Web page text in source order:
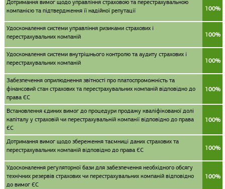
Дотримання вимог щодо управління страховою та перестрахувальною
компанією та підтвердження її надійної репутації
100%
Удосконалення системи управління ризиками страхових і
перестрахувальних компаній
100%
Удосконалення системи внутрішнього контролю та аудиту страхових і
перестрахувальних компаній
100%
Забезпечення оприлюднення звітності про платоспроможність та
фінансовий стан страхових та перестрахувальних компаній відповідно до
права ЄС
100%
Встановлення єдиних вимог до процедури продажу кваліфікованої долі
капіталу у страховій чи перестрахувальній компанії відповідно до права
ЄС
100%
Дотримання вимог щодо збереження таємниці даних страхових та
перестрахувальних компаній відповідно до права ЄС
100%
Удосконалення регуляторної бази для забезпечення необхідного обсягу
технічних резервів страхових чи перестрахувальних компаній відповідно
до вимог ЄС
100%